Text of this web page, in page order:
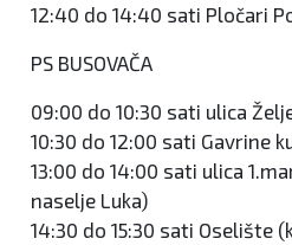
12:40 do 14:40 sati Pločari
PS BUSOVAČA
09:00 do 10:30 sati ulica
10:30 do 12:00 sati Gavrine
13:00 do 14:00 sati ulica
naselje Luka)
14:30 do 15:30 sati Oselište